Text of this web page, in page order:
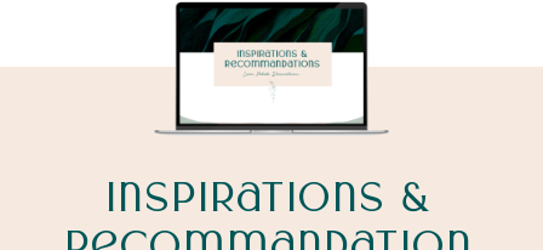
Inspirations &